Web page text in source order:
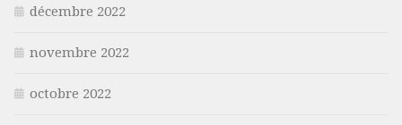
décembre 2022
novembre 2022
octobre 2022